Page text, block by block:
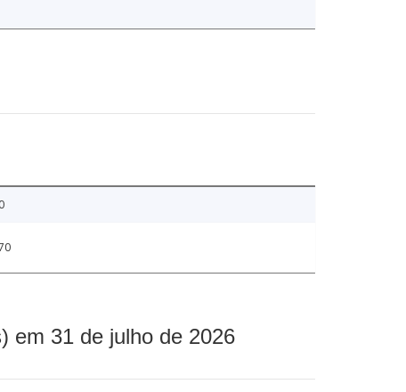
em 31 de julho de 2026